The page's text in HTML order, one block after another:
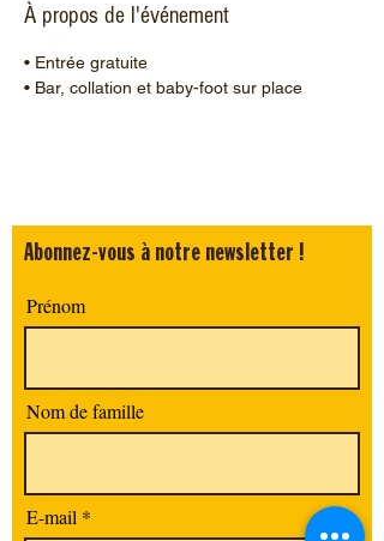
À propos de l'événement
• Entrée gratuite
• Bar, collation et baby-foot sur place
Abonnez-vous à notre newsletter !
Prénom
Nom de famille
E-mail